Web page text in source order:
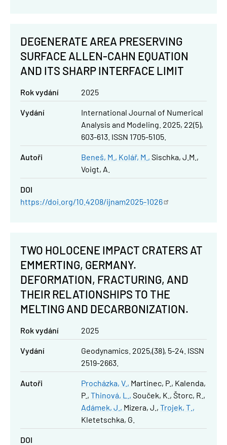
DEGENERATE AREA PRESERVING
SURFACE ALLEN-CAHN EQUATION
AND ITS SHARP INTERFACE LIMIT
Rok vydání 2025
Vydání
International Journal of Numerical
Analysis and Modeling. 2025, 22(5),
603-613. ISSN 1705-5105.
Autoři Beneš, M. Kolář, M.
Sischka, J.M.
Voigt, A.
DOI
https://doi.org/10.4208/ijnam2025-1026
TWO HOLOCENE IMPACT CRATERS AT
EMMERTING, GERMANY.
DEFORMATION, FRACTURING, AND
THEIR RELATIONSHIPS TO THE
MELTING AND DECARBONIZATION.
Rok vydání 2025
Vydání
Geodynamics. 2025,(38), 5-24. ISSN
2519-2663.
Autoři Procházka, V. Martinec, P. Kalenda,
P. Thinová, L. Souček, K.
Štorc, R.
Adámek, J.
Mizera, J.
Trojek, T.
Kletetschka, G.
DOI